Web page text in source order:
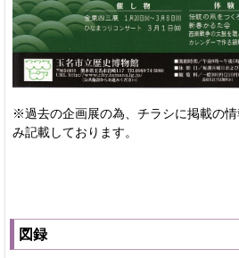
※過去の企画展の為、チラシに掲載の
み記載しております。
図録